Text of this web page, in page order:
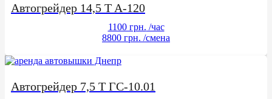
Автогрейдер 14,5 T A-120
1100 грн. /час
8800 грн. /смена
Автогрейдер 7,5 Т ГС-10.01